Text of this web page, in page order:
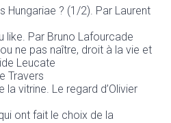
Hungariae ? (1/2). Par Laurent
like. Par Bruno Lafourcade
ne pas naître, droit à la vie et
Leucate
Travers
la vitrine. Le regard d’Olivier
ont fait le choix de la